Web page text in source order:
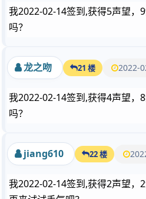
我2022-02-14签到,获得5声望，
吗？
龙之吻 21 楼 2022-
我2022-02-14签到,获得4声望，
吗？
jiang610 22 楼
我2022-02-14签到,获得2声望，